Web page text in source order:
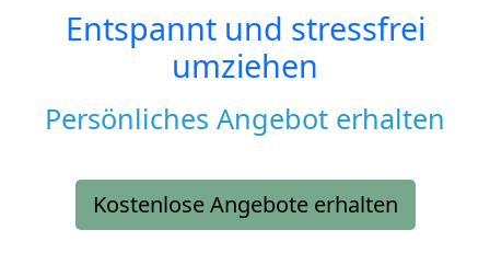
Entspannt und stressfrei
umziehen
Persönliches Angebot erhalten
Kostenlose Angebote erhalten